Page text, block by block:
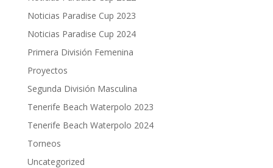
Noticias Paradise Cup 2023
Noticias Paradise Cup 2024
Primera División Femenina
Proyectos
Segunda División Masculina
Tenerife Beach Waterpolo 2023
Tenerife Beach Waterpolo 2024
Torneos
Uncategorized